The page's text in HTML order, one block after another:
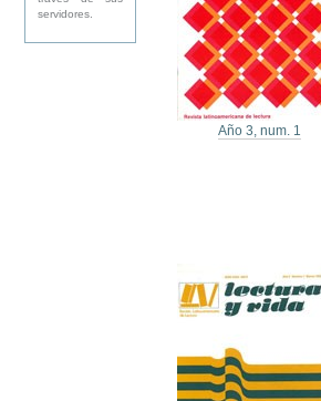
servidores.
Año 3, num. 1